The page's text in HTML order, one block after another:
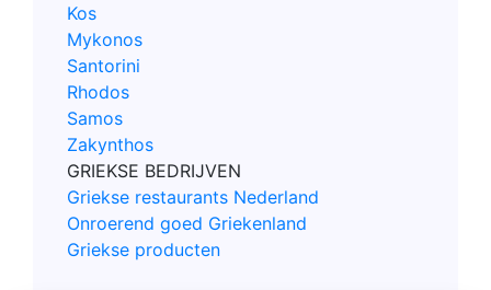
Kos
Mykonos
Santorini
Rhodos
Samos
Zakynthos
GRIEKSE BEDRIJVEN
Griekse restaurants Nederland
Onroerend goed Griekenland
Griekse producten